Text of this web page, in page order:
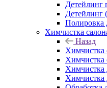
Детейлинг
Детейлинг
Полировка
Химчистка
Назад
Химчистка
Химчистка
Химчистка
Химчистка